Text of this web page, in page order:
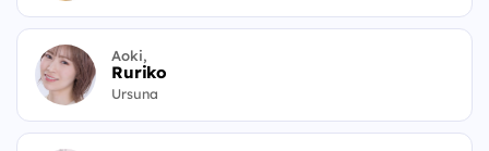
Aoki,
Ruriko
Ursuna